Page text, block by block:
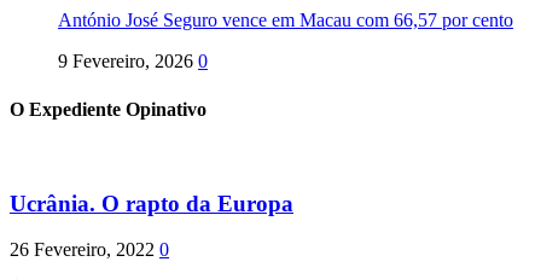
António José Seguro vence em Macau com 66,57 por cento
9 Fevereiro, 2026 0
O Expediente Opinativo
Ucrânia. O rapto da Europa
26 Fevereiro, 2022 0